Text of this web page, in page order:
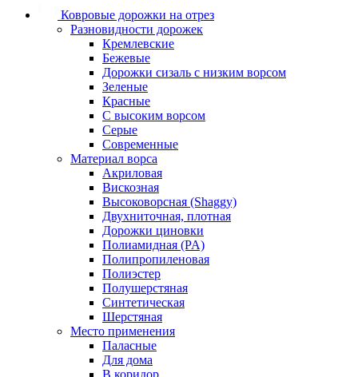
Ковровые дорожки на отрез
Разновидности дорожек
Кремлевские
Бежевые
Дорожки сизаль с низким ворсом
Зеленые
Красные
С высоким ворсом
Серые
Современные
Материал ворса
Акриловая
Вискозная
Высоковорсная (Shaggy)
Двухниточная, плотная
Дорожки циновки
Полиамидная (PA)
Полипропиленовая
Полиэстер
Полушерстяная
Синтетическая
Шерстяная
Место применения
Паласные
Для дома
В коридор